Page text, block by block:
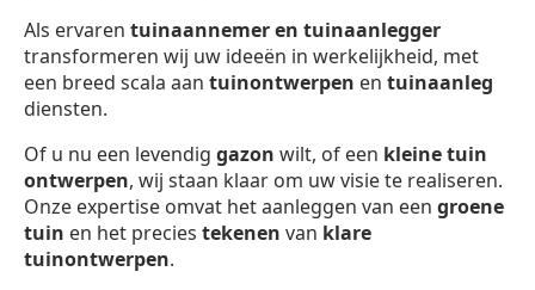
Als ervaren tuinaannemer en tuinaanlegger
transformeren wij uw ideeën in werkelijkheid, met
een breed scala aan tuinontwerpen en tuinaanleg
diensten.
Of u nu een levendig gazon wilt, of een kleine tuin
ontwerpen, wij staan klaar om uw visie te realiseren.
Onze expertise omvat het aanleggen van een groene
tuin en het precies tekenen van klare
tuinontwerpen.